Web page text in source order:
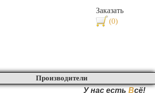
Заказать
(0)
Производители
У нас есть Всё!